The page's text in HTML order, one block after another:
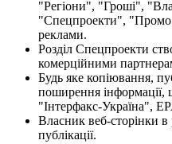
"Регіони", "Гроші",
"Спецпроекти",
реклами.
Розділ Спецпроекти
комерційними
Будь яке копіювання,
поширення інформації,
"Інтерфакс-Україна",
Власник веб-сторінки в
публікації.